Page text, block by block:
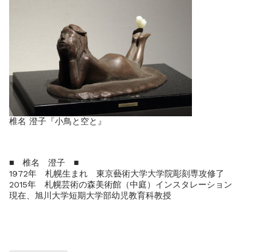
椎名 澄子『小鳥と空と』
■ 椎名 澄子 ■
1972年 札幌生まれ 東京藝術大学大学院彫刻専攻修了
2015年 札幌芸術の森美術館（中庭）インスタレーション
現在、旭川大学短期大学部幼児教育科教授